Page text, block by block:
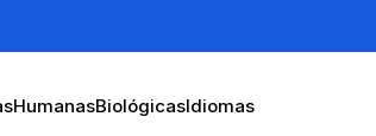
HumanasBiológicasIdiomas